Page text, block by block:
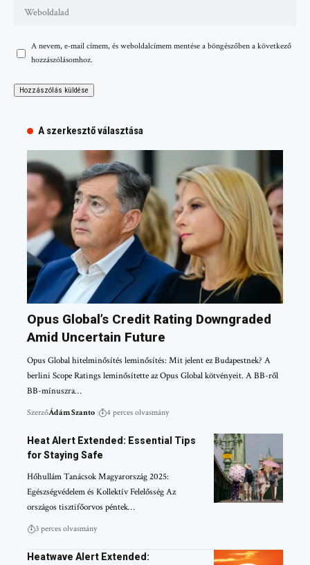
A nevem, e-mail címem, és weboldalcímem mentése a böngészőben a következő
hozzászólásomhoz.
A szerkesztő választása
Opus Global’s Credit Rating Downgraded
Amid Uncertain Future
Opus Global hitelminősítés leminősítés: Mit jelent ez Budapestnek? A
berlini Scope Ratings leminősítette az Opus Global kötvényeit. A BB-ről
BB-mínuszra…
SzerzőÁdám Szanto 4 perces olvasmány
Heat Alert Extended: Essential Tips
for Staying Safe
Hőhullám Tanácsok Magyarország 2025:
Egészségvédelem és Kollektív Felelősség Az
országos tisztifőorvos péntek…
3 perces olvasmány
Heatwave Alert Extended: